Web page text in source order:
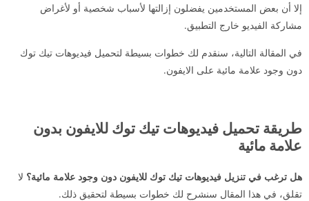
إلا أن بعض المستخدمين يفضلون إزالتها لأسباب شخصية أو لأغراض
مشاركة الفيديو خارج التطبيق.
في المقالة التالية، سنقدم لك خطوات بسيطة لتحميل فيديوهات تيك توك
دون وجود علامة مائية على الايفون.
طريقة تحميل فيديوهات تيك توك للايفون بدون
علامة مائية
هل ترغب في تنزيل فيديوهات تيك توك للايفون دون وجود علامة مائية؟ لا
تقلق، في هذا المقال سنشرح لك خطوات بسيطة لتحقيق ذلك.